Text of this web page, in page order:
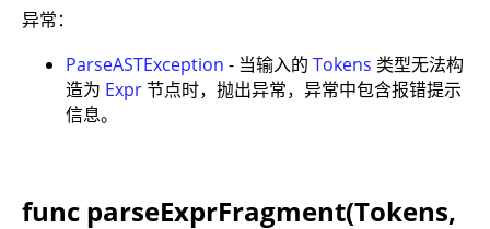
异常：
ParseASTException - 当输入的 Tokens 类型无法构
造为 Expr节点时，抛出异常，异常中包含报错提示
信息。
func parseExprFragment(Tokens,